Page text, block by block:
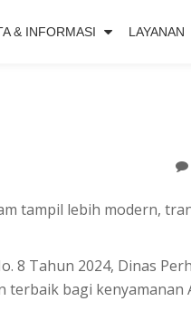
& INFORMASI LAYANAN
tampil lebih modern,
8 Tahun 2024, Dinas
bagi kenyamanan